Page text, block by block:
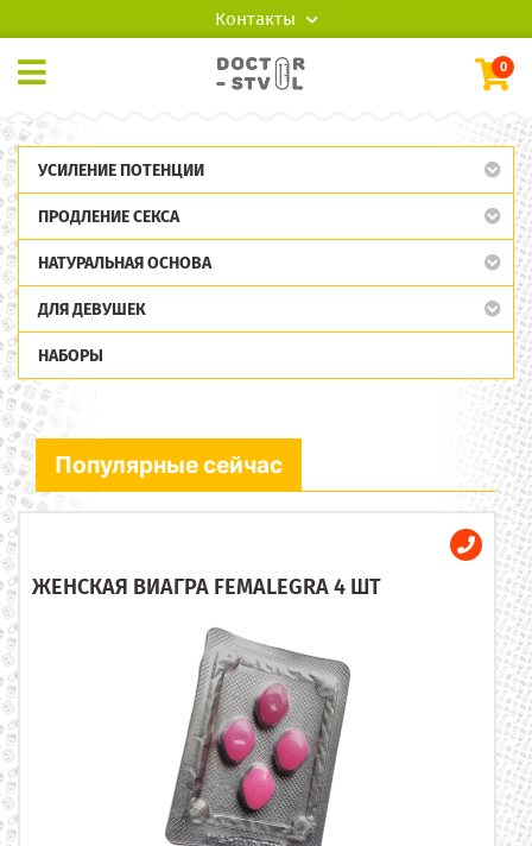
Контакты
0
УСИЛЕНИЕ ПОТЕНЦИИ
ПРОДЛЕНИЕ СЕКСА
НАТУРАЛЬНАЯ ОСНОВА
ДЛЯ ДЕВУШЕК
НАБОРЫ
Популярные сейчас
ЖЕНСКАЯ ВИАГРА FEMALEGRA 4 ШТ